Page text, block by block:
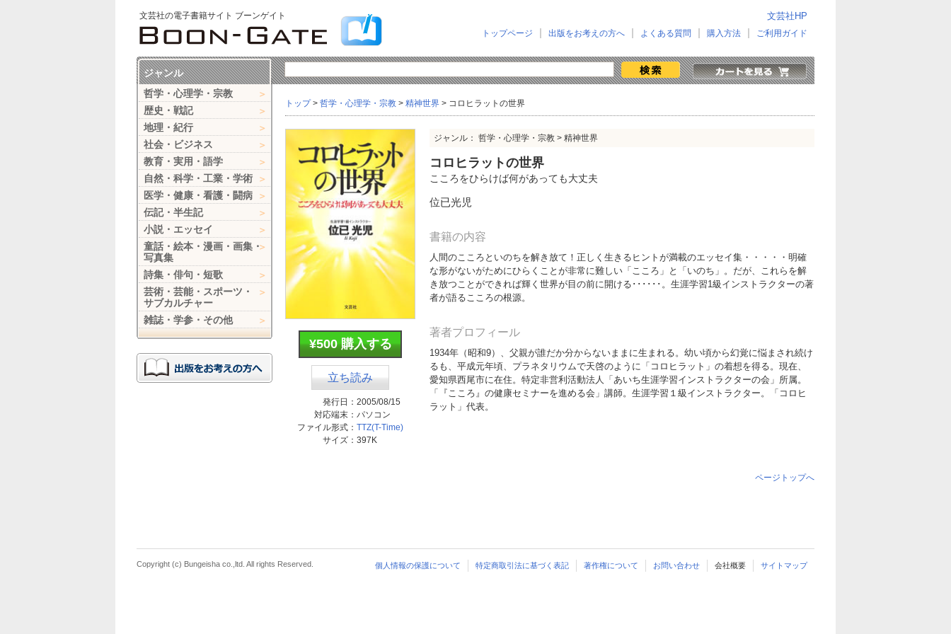
文芸社の電子書籍サイト ブーンゲイト 文芸社HP
トップページ 出版をお考えの方へ よくある質問 購入方法 ご利用ガイド
トップ> 哲学・心理学・宗教 > 精神世界 > コロヒラットの世界
¥500 購入する
立ち読み
発行日： 2005/08/15
対応端末： パソコン
ファイル形式： TTZ(T-Time)
サイズ： 397K
ジャンル： 哲学・心理学・宗教 > 精神世界
コロヒラットの世界
こころをひらけば何があっても大丈夫
位已光児
書籍の内容
人間のこころといのちを解き放て！正しく生きるヒントが満載のエッセイ集・・・・・明確
な形がないがためにひらくことが非常に難しい「こころ」と「いのち」。だが、これらを解
き放つことができれば輝く世界が目の前に開ける･･････。生涯学習1級インストラクターの著
者が語るこころの根源。
著者プロフィール
1934年（昭和9）、父親が誰だか分からないままに生まれる。幼い頃から幻覚に悩まされ続け
るも、平成元年頃、プラネタリウムで天啓のように「コロヒラット」の着想を得る。現在、
愛知県西尾市に在住。特定非営利活動法人「あいち生涯学習インストラクターの会」所属。
「『こころ』の健康セミナーを進める会」講師。生涯学習１級インストラクター。「コロヒ
ラット」代表。
ページトップへ
ジャンル
哲学・心理学・宗教
歴史・戦記
地理・紀行
社会・ビジネス
教育・実用・語学
自然・科学・工業・学術
医学・健康・看護・闘病
伝記・半生記
小説・エッセイ
童話・絵本・漫画・画集・
写真集
詩集・俳句・短歌
芸術・芸能・スポーツ・
サブカルチャー
雑誌・学参・その他
個人情報の保護について 特定商取引法に基づく表記 著作権について お問い合わせ 会社概要 サイトマップ
Copyright (c) Bungeisha co.,ltd. All rights Reserved.